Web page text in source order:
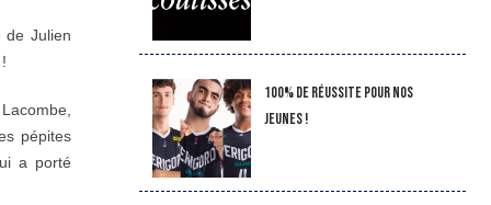
de Julien
pépites
a porté
100% de réussite pour nos
jeunes !